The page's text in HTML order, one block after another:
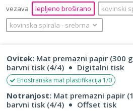
vezava
lepljeno broširano
kovinski
kovinska spirala ‐ srebrna
Ovitek: Mat premazni papir (300
barvni tisk (4/4)
Digitalni tisk
Enostranska mat plastifikacija 1/0
Notranjost: Mat premazni papir
barvni tisk (4/4)
Offset tisk